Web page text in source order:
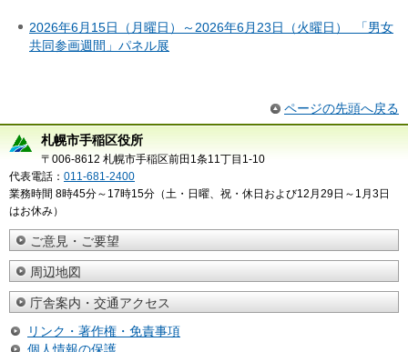
2026年6月15日（月曜日）～2026年6月23日（火曜日） 「男女
共同参画週間」パネル展
ページの先頭へ戻る
札幌市手稲区役所
〒006-8612 札幌市手稲区前田1条11丁目1-10
代表電話： 011-681-2400
業務時間 8時45分～17時15分（土・日曜、祝・休日および12月29日～1月3日
はお休み）
ご意見・ご要望
周辺地図
庁舎案内・交通アクセス
リンク・著作権・免責事項